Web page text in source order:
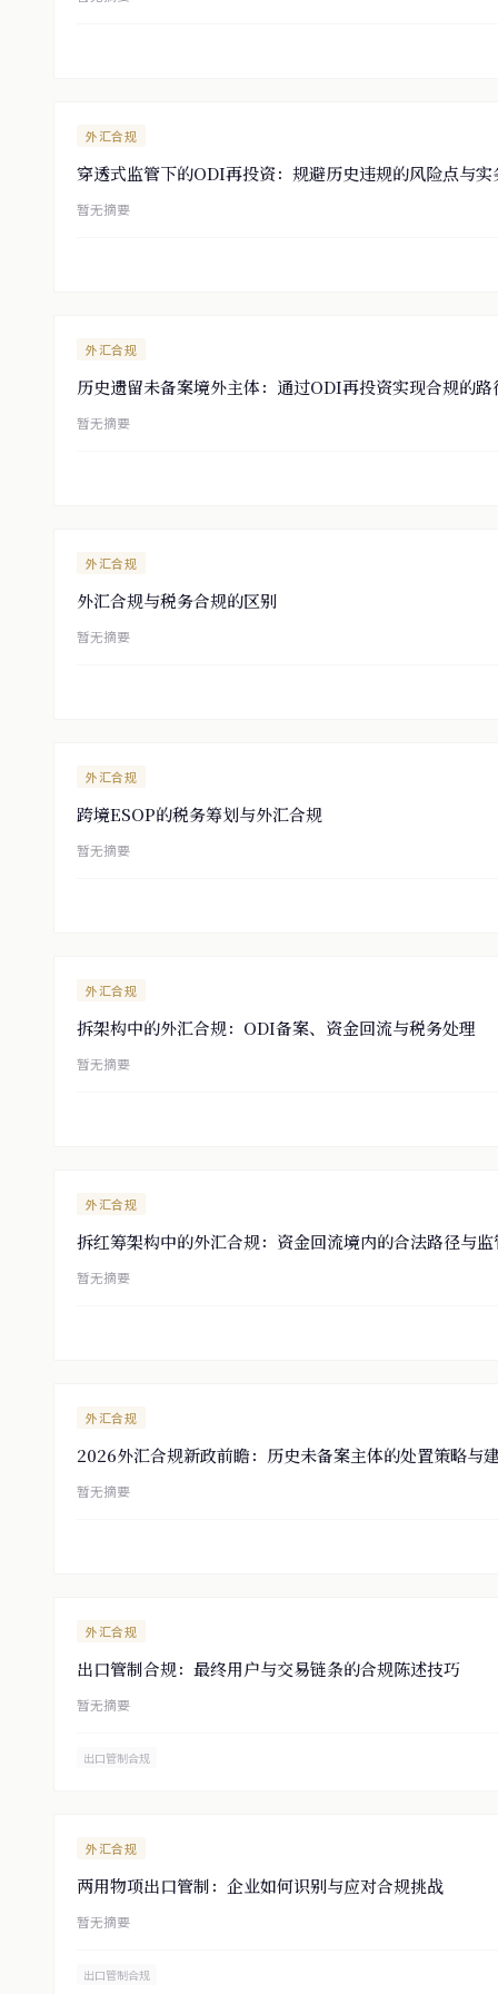
外汇合规
穿透式监管下的ODI再投资：规避历史违规的风险点与实
暂无摘要
外汇合规
历史遗留未备案境外主体：通过ODI再投资实现合规的路
暂无摘要
外汇合规
外汇合规与税务合规的区别
暂无摘要
外汇合规
跨境ESOP的税务筹划与外汇合规
暂无摘要
外汇合规
拆架构中的外汇合规：ODI备案、资金回流与税务处理
暂无摘要
外汇合规
拆红筹架构中的外汇合规：资金回流境内的合法路径与监
暂无摘要
外汇合规
2026外汇合规新政前瞻：历史未备案主体的处置策略与
暂无摘要
外汇合规
出口管制合规：最终用户与交易链条的合规陈述技巧
暂无摘要
出口管制合规
外汇合规
两用物项出口管制：企业如何识别与应对合规挑战
暂无摘要
出口管制合规